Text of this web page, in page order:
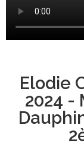
Elodie
2024 -